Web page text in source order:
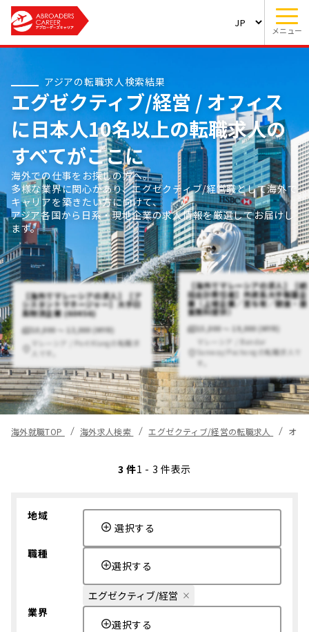
メニュー
アジアの転職求人検索結果
エグゼクティブ/経営 / オフィス
に日本人10名以上の転職求人の
すべてがここに
海外での仕事をお探しの方へ。
多様な業界に関心があり、エグゼクティブ/経営職として海外で
キャリアを築きたい方に向けて、
アジア各国から日系・現地企業の求人情報を厳選してお届けし
ます。
【海外でマレーシアの求人】【ア
シスタントマネージャー】大手日
系物流企業 (60456)
10,000 〜 13,000 (MYR)
マレーシア / Port Klangの転職求
人です。
【海外でマレーシアの求人】【統
括会計責任者】外資系大手製薬企
業（上場企業／賞与有／朝食・昼
食無料提供）
15,000 〜 19,000 (MYR)
マレーシア / Bandar
Sunway/Puchongの転職求人で
す。
海外就職TOP 海外求人検索 エグゼクティブ/経営の転職求人 オフ
3 件1 - 3 件表示
地域
選択する
職種
選択する
エグゼクティブ/経営
業界
選択する